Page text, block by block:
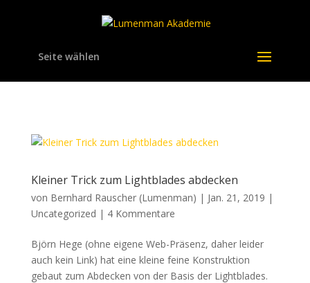
Seite wählen
Kleiner Trick zum Lightblades abdecken
von Bernhard Rauscher (Lumenman) | Jan. 21, 2019 |
Uncategorized | 4 Kommentare
Björn Hege (ohne eigene Web-Präsenz, daher leider
auch kein Link) hat eine kleine feine Konstruktion
gebaut zum Abdecken von der Basis der Lightblades.